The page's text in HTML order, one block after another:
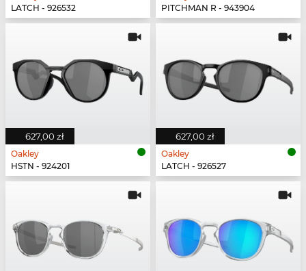
LATCH - 926532
PITCHMAN R - 943904
627,00 zł
Oakley
HSTN - 924201
627,00 zł
Oakley
LATCH - 926527